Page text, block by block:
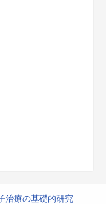
治療の基礎的研究